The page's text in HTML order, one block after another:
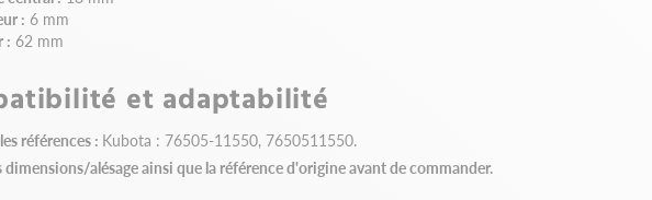
: 6 mm
: 62 mm
et adaptabilité
références : Kubota : 76505-11550, 7650511550.
dimensions/alésage ainsi que la référence d'origine avant de commander.